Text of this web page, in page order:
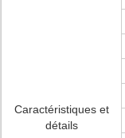
Caractéristiques et
détails